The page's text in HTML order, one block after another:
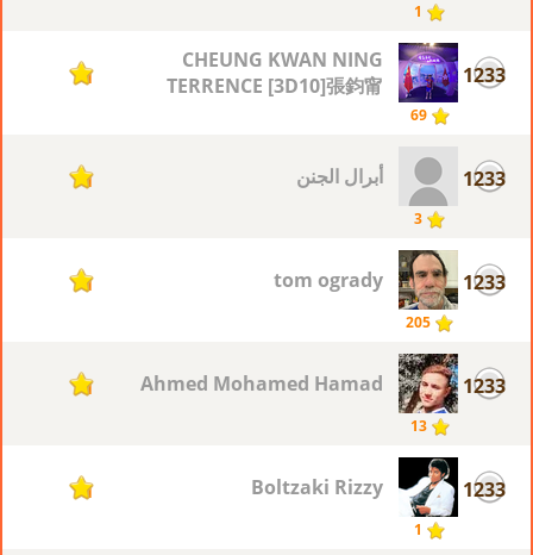
1
1233
69
CHEUNG KWAN NING
TERRENCE [3D10]張鈞甯
1
1233
3
أبرال الجنن 1
1233
205
tom ogrady
1
1233
13
Ahmed Mohamed Hamad
1
1233
1
Boltzaki Rizzy
1